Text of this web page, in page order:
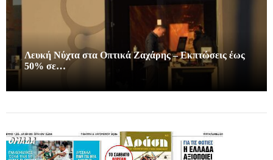
Λευκή Νύχτα στα Οπτικά Ζαχάρης – Εκπτώσεις έως
50% σε…